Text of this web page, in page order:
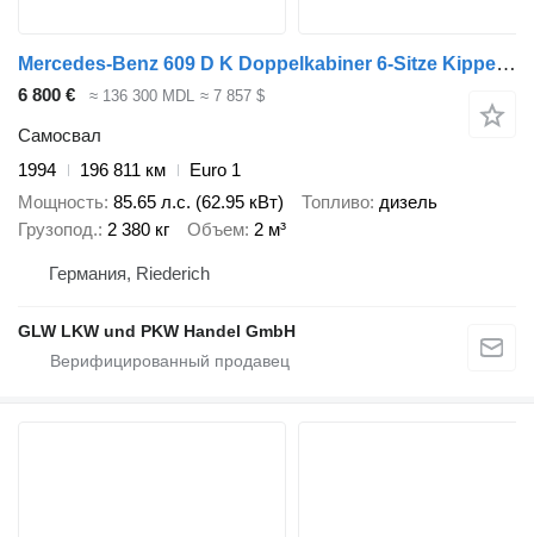
Mercedes-Benz 609 D K Doppelkabiner 6-Sitze Kipper MEILLER3-S
6 800 € ≈ 136 300 MDL ≈ 7 857 $
Самосвал
1994
196 811 км
Euro 1
Мощность 85.65 л.с. (62.95 кВт) Топливо дизель
Грузопод. 2 380 кг Объем 2 м³
Германия, Riederich
GLW LKW und PKW Handel GmbH